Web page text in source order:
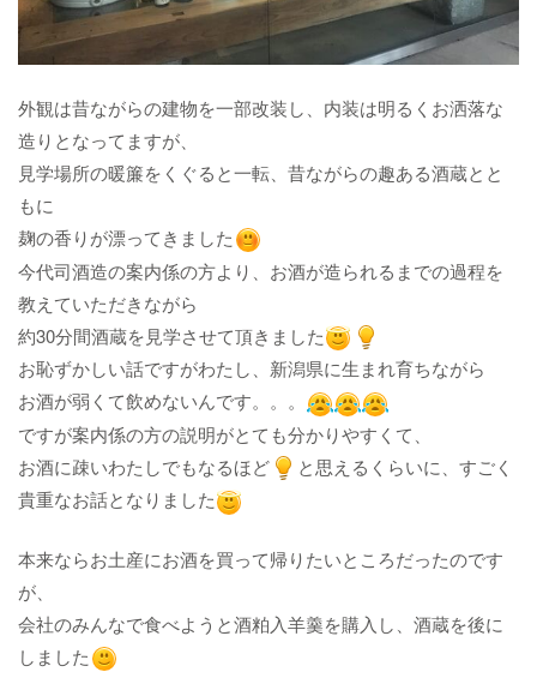
外観は昔ながらの建物を一部改装し、内装は明るくお洒落な
造りとなってますが、
見学場所の暖簾をくぐると一転、昔ながらの趣ある酒蔵とと
もに
麹の香りが漂ってきました​​​​​​​
今代司酒造の案内係の方より、お酒が造られるまでの過程を
教えていただきながら
約30分間酒蔵を見学させて頂きました​​​​​​​​​​​​​​
お恥ずかしい話ですがわたし、新潟県に生まれ育ちながら
お酒が弱くて飲めないんです。。。​​​​​​​​​​​​​​​​​​​​​
ですが案内係の方の説明がとても分かりやすくて、
お酒に疎いわたしでもなるほど​​​​​​​
と思えるくらいに、すごく
貴重なお話となりました​​​​​​​
本来ならお土産にお酒を買って帰りたいところだったのです
が、
会社のみんなで食べようと酒粕入羊羹を購入し、酒蔵を後に
しました​​​​​​​